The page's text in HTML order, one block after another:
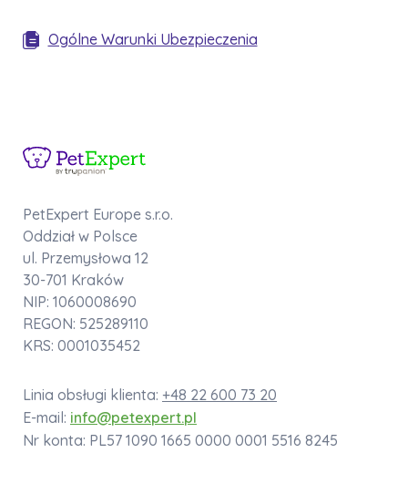
Ogólne Warunki Ubezpieczenia
PetExpert Europe s.r.o.
Oddział w Polsce
ul. Przemysłowa 12
30-701 Kraków
NIP: 1060008690
REGON: 525289110
KRS: 0001035452
Linia obsługi klienta: +48 22 600 73 20
E-mail: info@petexpert.pl
Nr konta: PL57 1090 1665 0000 0001 5516 8245